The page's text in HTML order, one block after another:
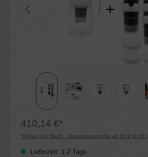
410,14 €*
*Preise inkl. MwSt. - Versandkostenfrei ab 39 € (in DE)
Lieferzeit: 1-2 Tage